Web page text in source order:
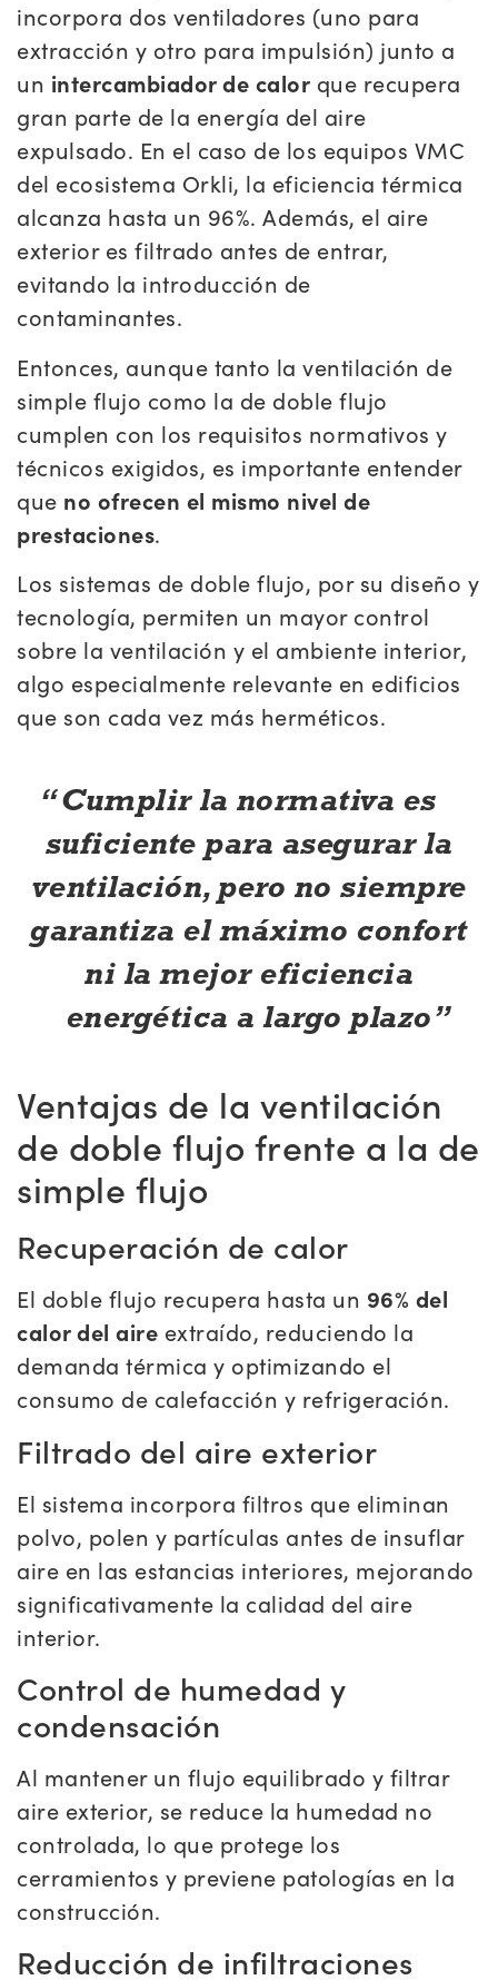
incorpora dos ventiladores (uno para
extracción y otro para impulsión) junto a
un intercambiador de calor que recupera
gran parte de la energía del aire
expulsado. En el caso de los equipos VMC
del ecosistema Orkli, la eficiencia térmica
alcanza hasta un 96%. Además, el aire
exterior es filtrado antes de entrar,
evitando la introducción de
contaminantes.
Entonces, aunque tanto la ventilación de
simple flujo como la de doble flujo
cumplen con los requisitos normativos y
técnicos exigidos, es importante entender
que no ofrecen el mismo nivel de
prestaciones.
Los sistemas de doble flujo, por su diseño y
tecnología, permiten un mayor control
sobre la ventilación y el ambiente interior,
algo especialmente relevante en edificios
que son cada vez más herméticos.
Cumplir la normativa es
suficiente para asegurar la
ventilación, pero no siempre
garantiza el máximo confort
ni la mejor eficiencia
energética a largo plazo
Ventajas de la ventilación
de doble flujo frente a la de
simple flujo
Recuperación de calor
El doble flujo recupera hasta un 96% del
calor del aire extraído, reduciendo la
demanda térmica y optimizando el
consumo de calefacción y refrigeración.
Filtrado del aire exterior
El sistema incorpora filtros que eliminan
polvo, polen y partículas antes de insuflar
aire en las estancias interiores, mejorando
significativamente la calidad del aire
interior.
Control de humedad y
condensación
Al mantener un flujo equilibrado y filtrar
aire exterior, se reduce la humedad no
controlada, lo que protege los
cerramientos y previene patologías en la
construcción.
Reducción de infiltraciones